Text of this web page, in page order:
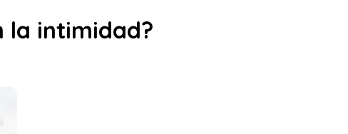
la intimidad?